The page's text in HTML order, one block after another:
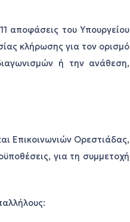
αποφάσεις του Υπουργείου
κλήρωσης για τον ορισμό
ή την ανάθεση,
Επικοινωνιών Ορεστιάδας,
για τη συμμετοχή